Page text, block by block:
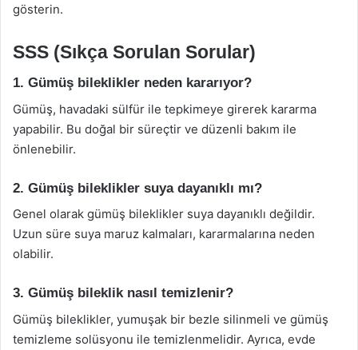
gösterin.
SSS (Sıkça Sorulan Sorular)
1. Gümüş bileklikler neden kararıyor?
Gümüş, havadaki sülfür ile tepkimeye girerek kararma
yapabilir. Bu doğal bir süreçtir ve düzenli bakım ile
önlenebilir.
2. Gümüş bileklikler suya dayanıklı mı?
Genel olarak gümüş bileklikler suya dayanıklı değildir.
Uzun süre suya maruz kalmaları, kararmalarına neden
olabilir.
3. Gümüş bileklik nasıl temizlenir?
Gümüş bileklikler, yumuşak bir bezle silinmeli ve gümüş
temizleme solüsyonu ile temizlenmelidir. Ayrıca, evde